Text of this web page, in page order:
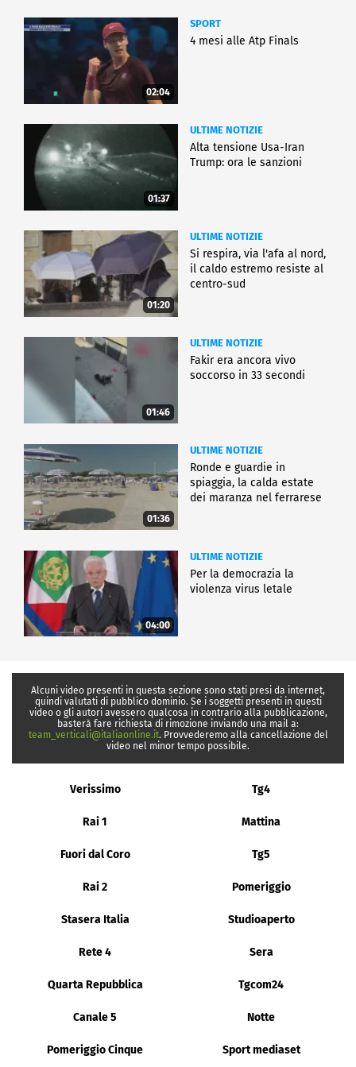
02:04
SPORT
4 mesi alle Atp Finals
01:37
ULTIME NOTIZIE
Alta tensione Usa-Iran
Trump: ora le sanzioni
01:20
ULTIME NOTIZIE
Si respira, via l'afa al nord,
il caldo estremo resiste al
centro-sud
01:46
ULTIME NOTIZIE
Fakir era ancora vivo
soccorso in 33 secondi
01:36
ULTIME NOTIZIE
Ronde e guardie in
spiaggia, la calda estate
dei maranza nel ferrarese
04:00
ULTIME NOTIZIE
Per la democrazia la
violenza virus letale
Alcuni video presenti in questa sezione sono stati presi da internet,
quindi valutati di pubblico dominio. Se i soggetti presenti in questi
video o gli autori avessero qualcosa in contrario alla pubblicazione,
basterà fare richiesta di rimozione inviando una mail a:
team_verticali@italiaonline.it. Provvederemo alla cancellazione del
video nel minor tempo possibile.
Verissimo Tg4
Rai 1 Mattina
Fuori dal Coro Tg5
Rai 2 Pomeriggio
Stasera Italia Studioaperto
Rete 4 Sera
Quarta Repubblica Tgcom24
Canale 5 Notte
Pomeriggio Cinque Sport mediaset